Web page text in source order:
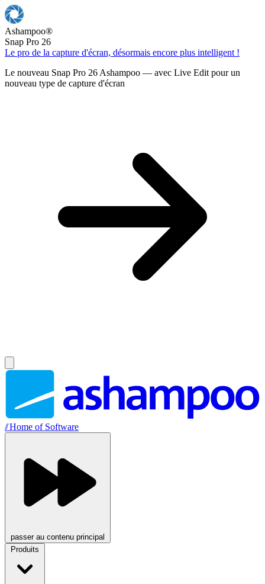
Ashampoo®
Snap Pro 26
Le pro de la capture d'écran, désormais encore plus intelligent !
Le nouveau Snap Pro 26 Ashampoo — avec Live Edit pour un
nouveau type de capture d'écran
//Home of Software
passer au contenu principal
Produits